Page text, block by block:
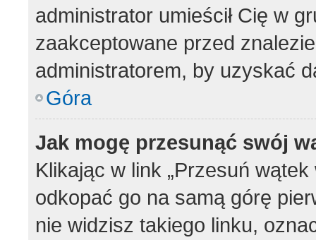
administrator umieścił Cię w
zaakceptowane przed
administratorem, by uzyskać
Góra
Jak mogę przesunąć swój
Klikając w link „Przesuń
odkopać go na samą górę
nie widzisz takiego linku,